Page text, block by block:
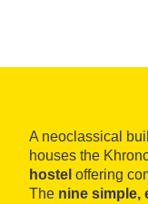
A neoclassical
houses the
hostel offering
The nine simple,